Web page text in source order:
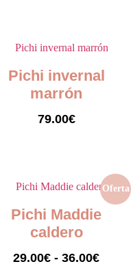
Pichi invernal
marrón
79.00€
Oferta
Pichi Maddie
caldero
29.00€ - 36.00€